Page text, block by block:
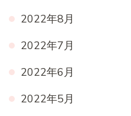
2022年8月
2022年7月
2022年6月
2022年5月